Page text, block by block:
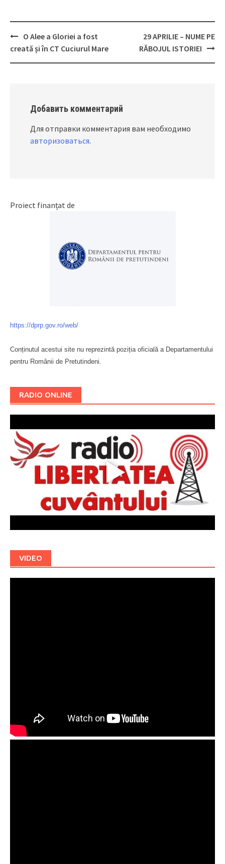
Post
navigation
O Alee a Gloriei a fost
creată și în CT Cuciurul Mare
29 APRILIE – NUME PE
RĂBOJUL ISTORIEI
Добавить комментарий
Для отправки комментария вам необходимо
авторизоваться.
Proiect finanțat de
https://dprp.gov.ro/web/
Conținutul acestui site nu reprezintă poziția oficială a Departamentului
pentru Românii de Pretutindeni.
RADIO ONLINE
VIDEO